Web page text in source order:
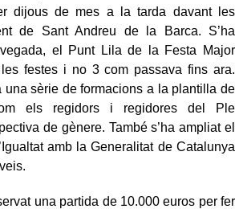
dijous de mes a la tarda davant les
de Sant Andreu de la Barca. S’ha
el Punt Lila de la Festa Major
festes i no 3 com passava fins ara.
una sèrie de formacions a la plantilla de
els regidors i regidores del Ple
de gènere. També s’ha ampliat el
amb la Generalitat de Catalunya
una partida de 10.000 euros per fer